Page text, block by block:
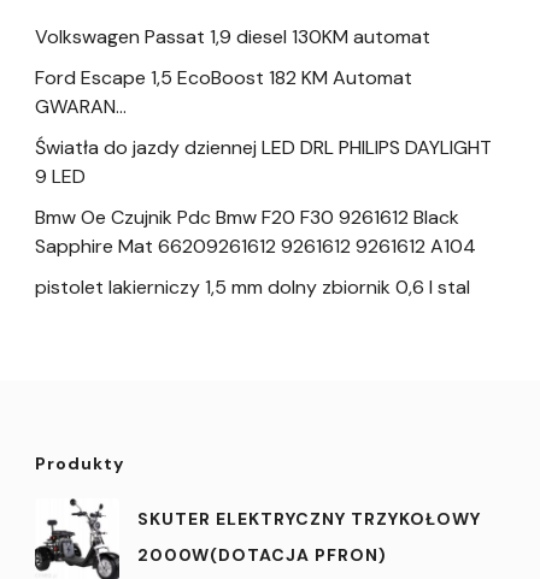
Volkswagen Passat 1,9 diesel 130KM automat
Ford Escape 1,5 EcoBoost 182 KM Automat
GWARAN…
Światła do jazdy dziennej LED DRL PHILIPS DAYLIGHT
9 LED
Bmw Oe Czujnik Pdc Bmw F20 F30 9261612 Black
Sapphire Mat 66209261612 9261612 9261612 A104
pistolet lakierniczy 1,5 mm dolny zbiornik 0,6 l stal
Produkty
SKUTER ELEKTRYCZNY TRZYKOŁOWY
2000W(DOTACJA PFRON)